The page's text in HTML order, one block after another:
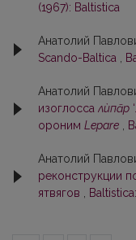
(1967): Baltistica
Анатолий
Scando-Baltica
Анатолий
изоглосса лѝпāр
ороним Lepare
Анатолий
реконструкции
ятвягов